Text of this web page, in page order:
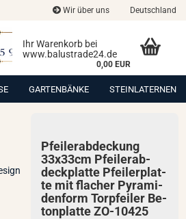
Wir über uns Deutschland
Ihr Warenkorb bei
www.balustrade24.de
0,00 EUR
GARTENBÄNKE STEINLATERNEN
Pfei­ler­ab­de­ckung
33x33cm Pfei­ler­ab­
deck­plat­te Pfei­ler­plat­
te mit fla­cher Py­ra­mi­
den­form Tor­pfei­ler Be­
ton­plat­te ZO-​10425